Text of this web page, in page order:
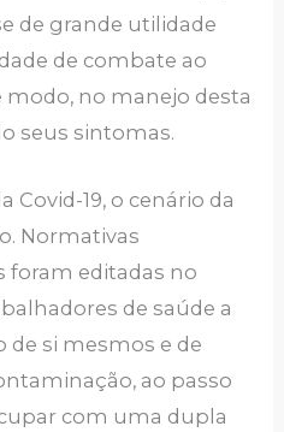
de grande utilidade
de combate ao
no manejo desta
seus sintomas.
Covid-19, o cenário da
Normativas
foram editadas no
de saúde a
de si mesmos e de
ao passo
com uma dupla